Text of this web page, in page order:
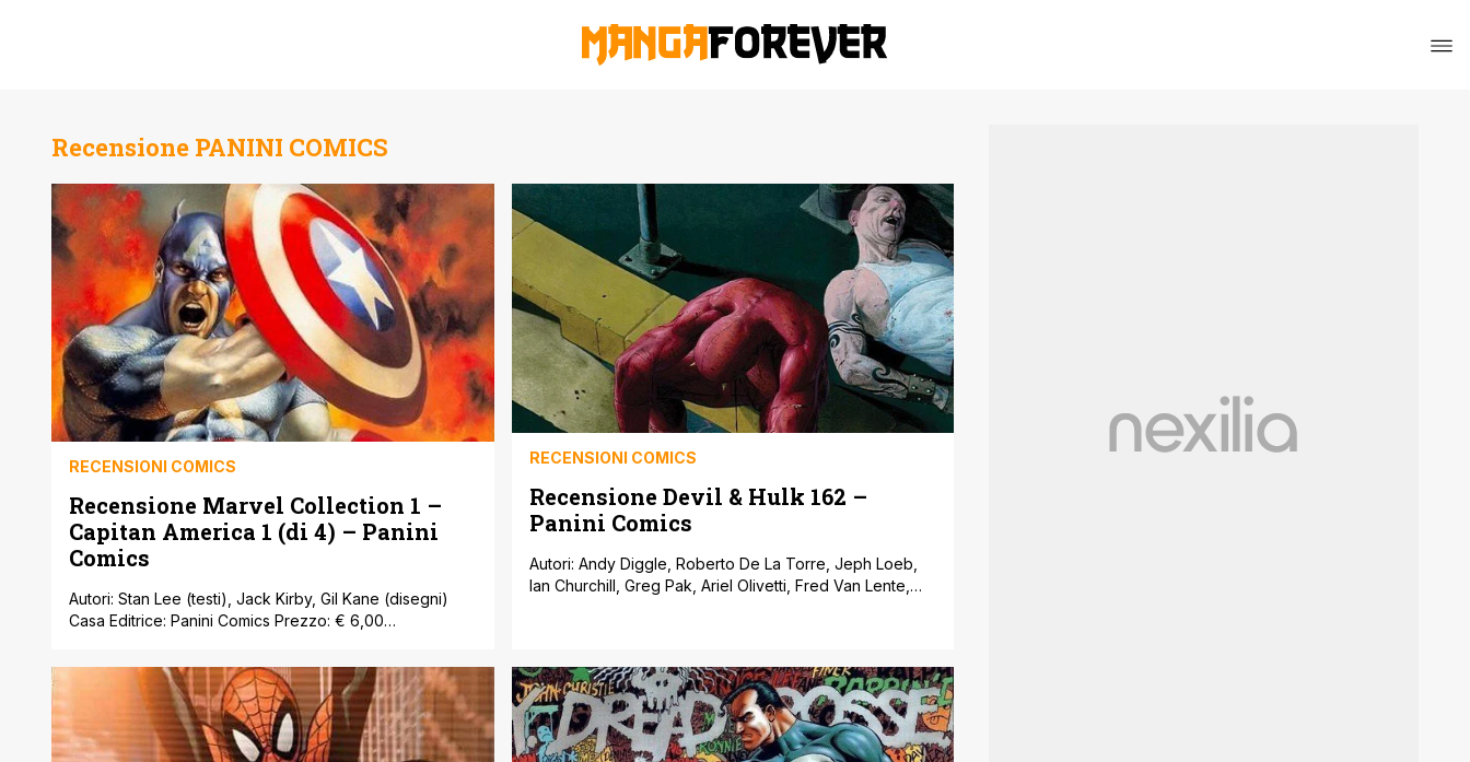
Recensione PANINI COMICS
RECENSIONI COMICS
Recensione Marvel Collection 1 –
Capitan America 1 (di 4) – Panini
Comics
Autori: Stan Lee (testi), Jack Kirby, Gil Kane (disegni)
Casa Editrice: Panini Comics Prezzo: € 6,00
panorama fumettistico contemporaneo. In ambito
statunitense, e in generale anglofono, che poi è quello
che preferisco, ho spesso a che fare, da semplice
lettore, con cartoonists di notevole talento che mi [']
RECENSIONI COMICS
Recensione Devil & Hulk 162 –
Panini Comics
Autori: Andy Diggle, Roberto De La Torre, Jeph Loeb,
Ian Churchill, Greg Pak, Ariel Olivetti, Fred Van Lente,
hanno il merito di far sembrare l’arrivo di un nuovo team
[']